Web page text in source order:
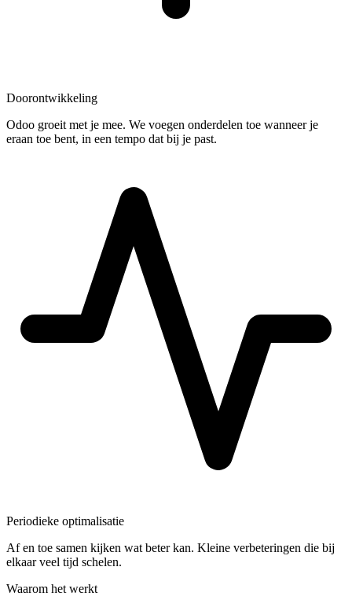
Doorontwikkeling
Odoo groeit met je mee. We voegen onderdelen toe wanneer je
eraan toe bent, in een tempo dat bij je past.
Periodieke optimalisatie
Af en toe samen kijken wat beter kan. Kleine verbeteringen die bij
elkaar veel tijd schelen.
Waarom het werkt